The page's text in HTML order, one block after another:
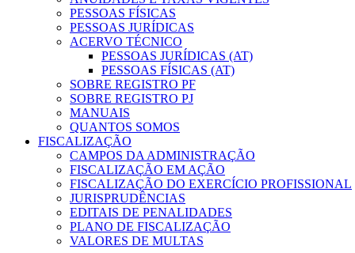
PESSOAS FÍSICAS
PESSOAS JURÍDICAS
ACERVO TÉCNICO
PESSOAS JURÍDICAS (AT)
PESSOAS FÍSICAS (AT)
SOBRE REGISTRO PF
SOBRE REGISTRO PJ
MANUAIS
QUANTOS SOMOS
FISCALIZAÇÃO
CAMPOS DA ADMINISTRAÇÃO
FISCALIZAÇÃO EM AÇÃO
FISCALIZAÇÃO DO EXERCÍCIO PROFISSIONAL
JURISPRUDÊNCIAS
EDITAIS DE PENALIDADES
PLANO DE FISCALIZAÇÃO
VALORES DE MULTAS